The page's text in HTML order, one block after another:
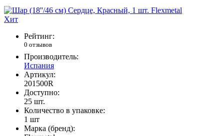
Хит
Рейтинг:
0 отзывов
Производитель:
Испания
Артикул:
201500R
Доступно:
25 шт.
Количество в упаковке:
1 шт
Марка (бренд):